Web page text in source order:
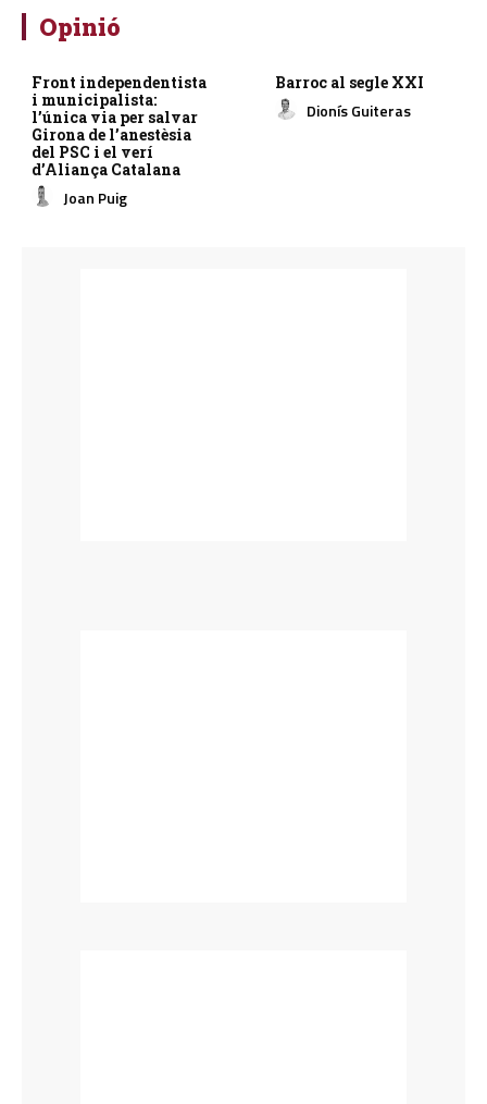
Opinió
Front independentista
i municipalista:
l’única via per salvar
Girona de l’anestèsia
del PSC i el verí
d’Aliança Catalana
Joan Puig
Barroc al segle XXI
Dionís Guiteras